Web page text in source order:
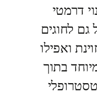
דרמטי
לחוגים
ואפילו
בתוך